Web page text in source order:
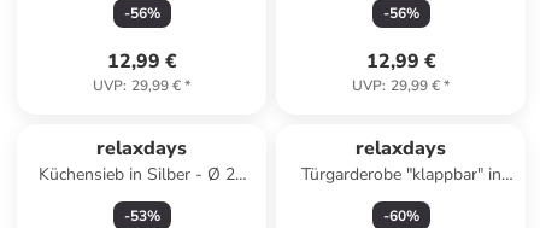
-56%
12,99 €
UVP: 29,99 €*
-56%
12,99 €
UVP: 29,99 €*
relaxdays
Küchensieb in Silber - Ø 28
cm
-53%
relaxdays
Türgarderobe "klappbar" in
Weiß
-60%